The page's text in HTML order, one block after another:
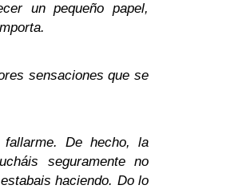
un pequeño papel,
sensaciones que se
De hecho, la
seguramente no
haciendo. Do lo